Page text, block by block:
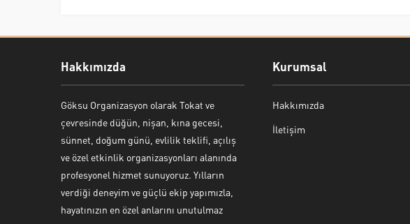
Hakkımızda
Göksu Organizasyon olarak Tokat ve
çevresinde düğün, nişan, kına gecesi,
sünnet, doğum günü, evlilik teklifi, açılış
ve özel etkinlik organizasyonları alanında
profesyonel hizmet sunuyoruz. Yılların
verdiği deneyim ve güçlü ekip yapımızla,
hayatınızın en özel anlarını unutulmaz
Kurumsal
Hakkımızda
İletişim
Bekir Kiper
Cevap Yaz